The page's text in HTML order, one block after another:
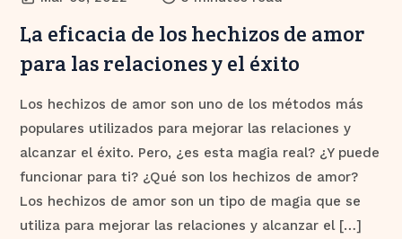
La eficacia de los hechizos de amor
para las relaciones y el éxito
Los hechizos de amor son uno de los métodos más
populares utilizados para mejorar las relaciones y
alcanzar el éxito. Pero, ¿es esta magia real? ¿Y puede
funcionar para ti? ¿Qué son los hechizos de amor?
Los hechizos de amor son un tipo de magia que se
utiliza para mejorar las relaciones y alcanzar el […]